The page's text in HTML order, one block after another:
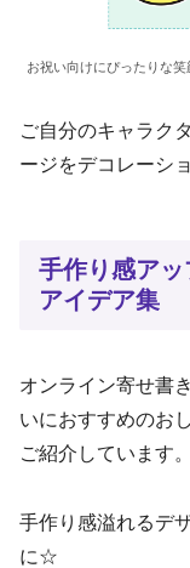
お祝い向けにぴったりな笑
ご自分のキャラク
ージをデコレーシ
手作り感ア
アイデア集
オンライン寄せ書
いにおすすめのお
ご紹介しています。
手作り感溢れるデ
に☆